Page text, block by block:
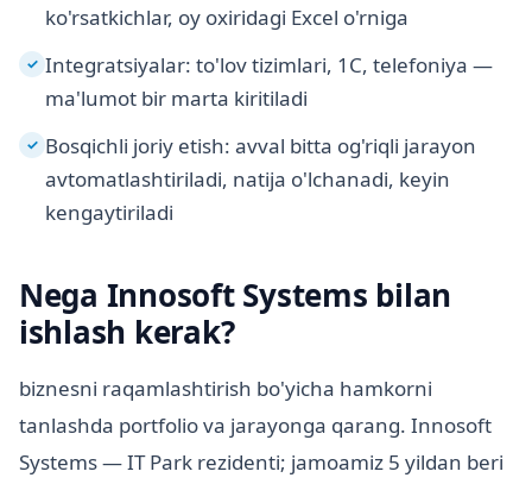
ko'rsatkichlar, oy oxiridagi Excel o'rniga
✓ Integratsiyalar: to'lov tizimlari, 1C, telefoniya —
ma'lumot bir marta kiritiladi
✓ Bosqichli joriy etish: avval bitta og'riqli jarayon
avtomatlashtiriladi, natija o'lchanadi, keyin
kengaytiriladi
Nega Innosoft Systems bilan
ishlash kerak?
biznesni raqamlashtirish bo'yicha hamkorni
tanlashda portfolio va jarayonga qarang. Innosoft
Systems — IT Park rezidenti; jamoamiz 5 yildan beri